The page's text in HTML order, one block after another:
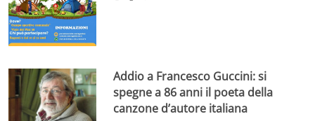
Addio a Francesco Guccini: si
spegne a 86 anni il poeta della
canzone d’autore italiana